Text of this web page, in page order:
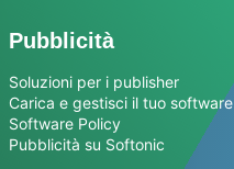
Pubblicità
Soluzioni per i publisher
Carica e gestisci il tuo software
Software Policy
Pubblicità su Softonic